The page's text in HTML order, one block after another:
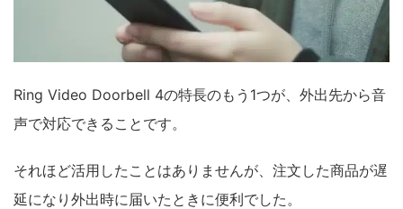
Ring Video Doorbell 4の特長のもう1つが、外出先から音
声で対応できることです。
それほど活用したことはありませんが、注文した商品が遅
延になり外出時に届いたときに便利でした。